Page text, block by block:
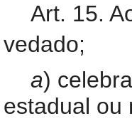
Art. 15.
vedado;
a)
estadual ou